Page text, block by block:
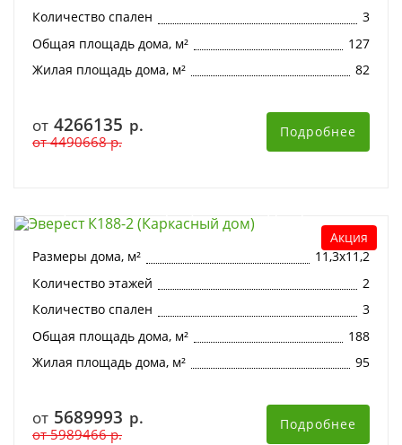
Количество спален
3
Общая площадь дома, м²
127
Жилая площадь дома, м²
82
от 4266135 р.
от4490668р.
Подробнее
Акция
Размеры дома, м²
11,3х11,2
Количество этажей
2
Количество спален
3
Общая площадь дома, м²
188
Жилая площадь дома, м²
95
от 5689993 р.
от5989466р.
Подробнее